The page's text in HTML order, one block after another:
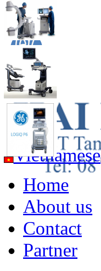
Vietnamese
Home
About us
Contact
Partner